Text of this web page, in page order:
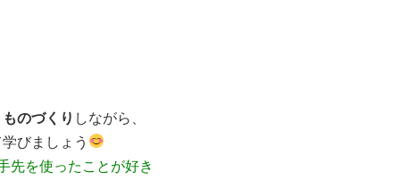
ものづくり しながら、
びましょう
先を使ったことが好き